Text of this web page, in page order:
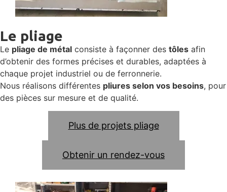
Le pliage
Le pliage de métal consiste à façonner des tôles afin
d’obtenir des formes précises et durables, adaptées à
chaque projet industriel ou de ferronnerie.
Nous réalisons différentes pliures selon vos besoins, pour
des pièces sur mesure et de qualité.
Plus de projets pliage
Obtenir un rendez-vous